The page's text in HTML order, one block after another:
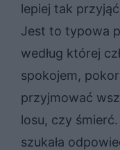
le­piej tak
Jest to typowa
według której
spokojem,
przyjmować
losu, czy
szukała